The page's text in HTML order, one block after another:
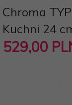
Chroma
Kuchni 24
529,00